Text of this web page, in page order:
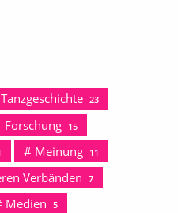
Tanzgeschichte 23
Forschung 15
Meinung 11
Verbänden 7
Medien 5